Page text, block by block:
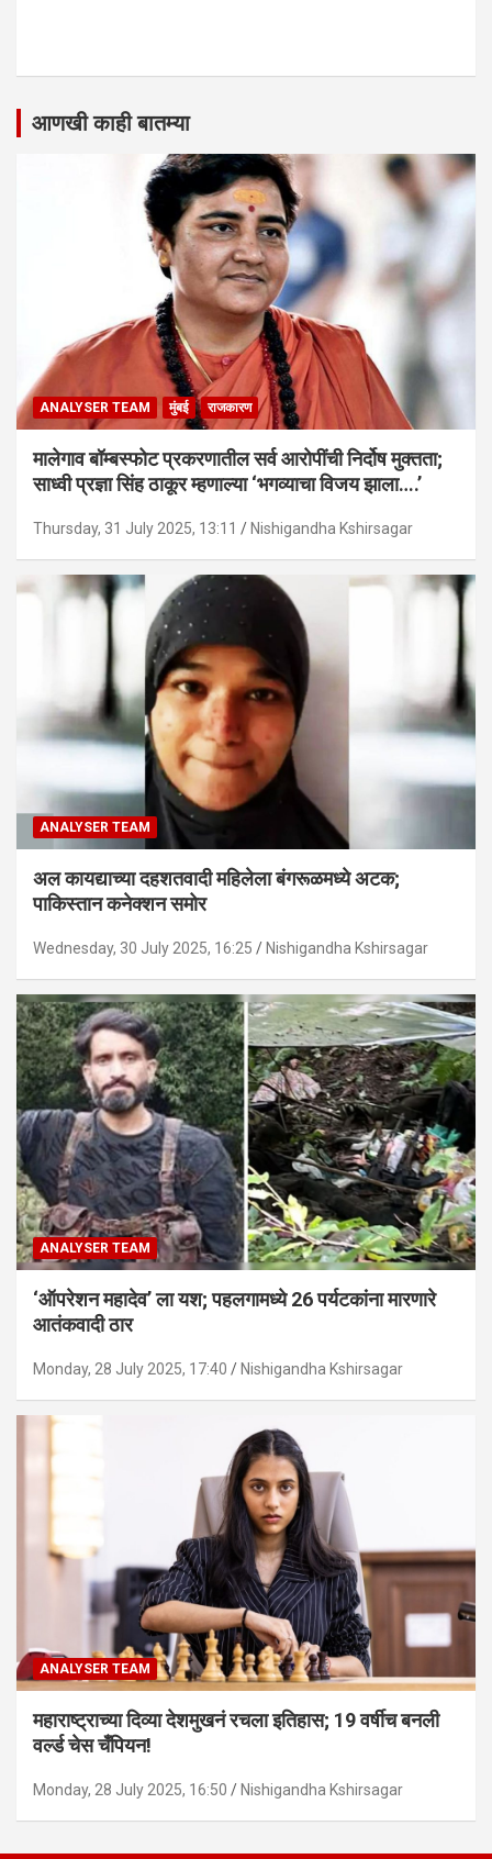
आणखी काही बातम्या
ANALYSER TEAM मुंबई राजकारण
मालेगाव बॉम्बस्फोट प्रकरणातील सर्व आरोपींची निर्दोष मुक्तता;
साध्वी प्रज्ञा सिंह ठाकूर म्हणाल्या ‘भगव्याचा विजय झाला….’
Thursday, 31 July 2025, 13:11 Nishigandha Kshirsagar
ANALYSER TEAM
अल कायद्याच्या दहशतवादी महिलेला बंगरूळमध्ये अटक;
पाकिस्तान कनेक्शन समोर
Wednesday, 30 July 2025, 16:25 Nishigandha Kshirsagar
ANALYSER TEAM
‘ऑपरेशन महादेव’ ला यश; पहलगामध्ये 26 पर्यटकांना मारणारे
आतंकवादी ठार
Monday, 28 July 2025, 17:40 Nishigandha Kshirsagar
ANALYSER TEAM
महाराष्ट्राच्या दिव्या देशमुखनं रचला इतिहास; 19 वर्षीच बनली
वर्ल्ड चेस चँपियन!
Monday, 28 July 2025, 16:50 Nishigandha Kshirsagar